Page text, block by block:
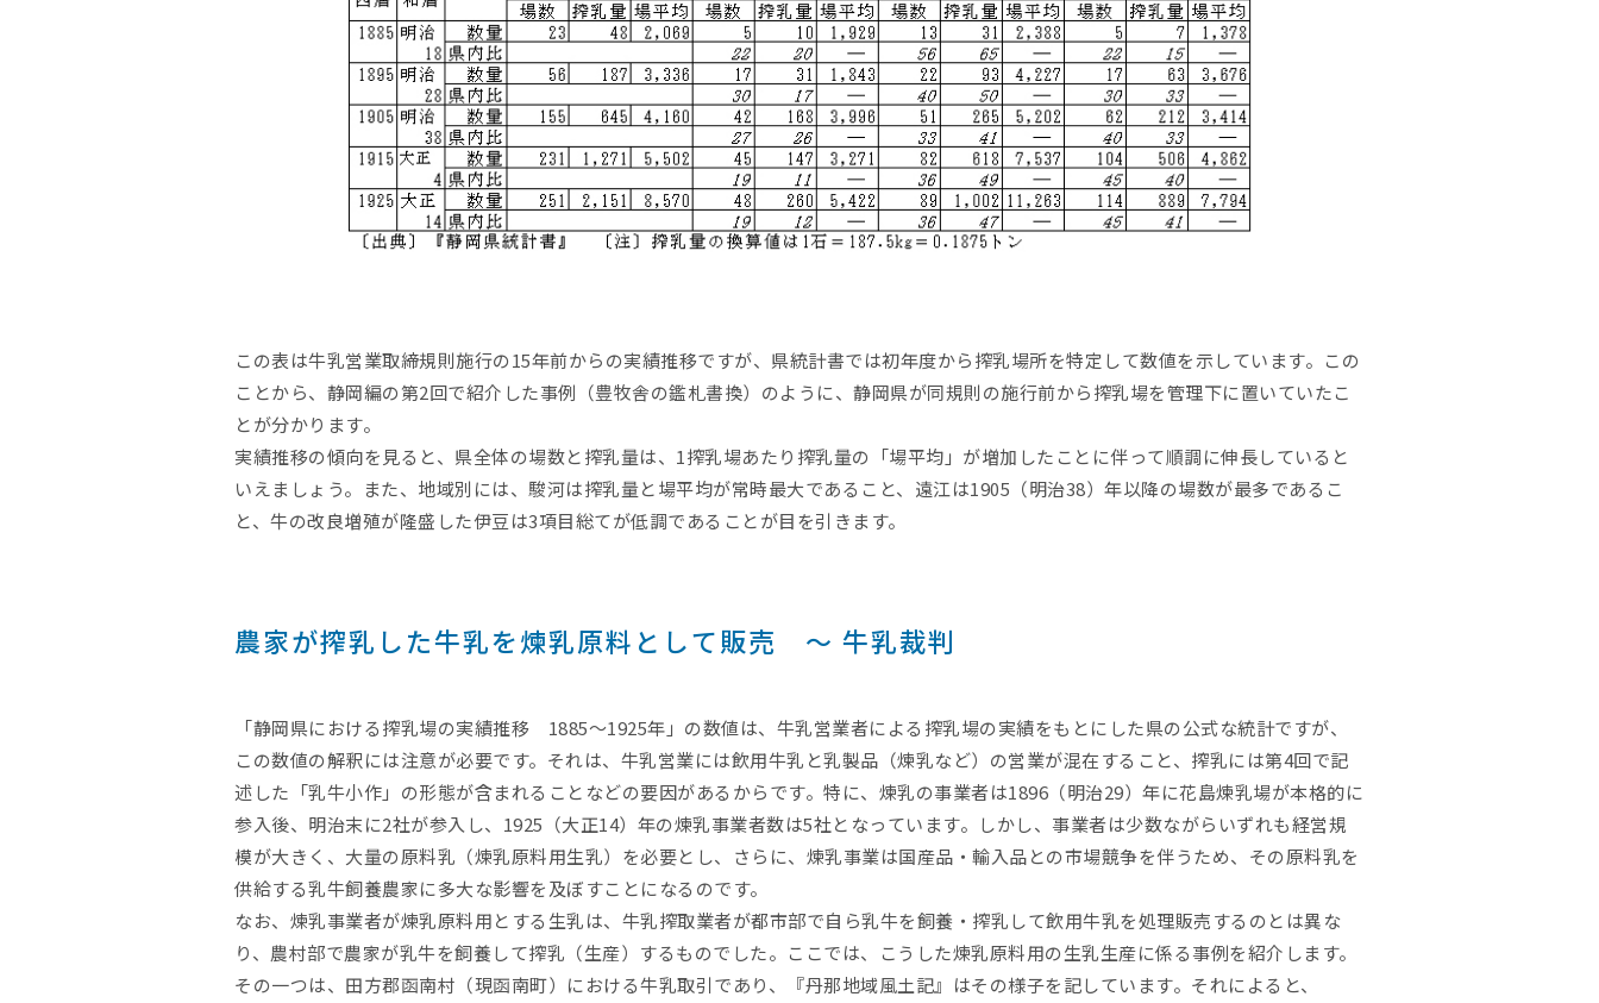
この表は牛乳営業取締規則施行の15年前からの実績推移ですが、県統計書では初年度から搾乳場所を特定して数値を示しています。この
ことから、静岡編の第2回で紹介した事例（豊牧舎の鑑札書換）のように、静岡県が同規則の施行前から搾乳場を管理下に置いていたこ
とが分かります。
実績推移の傾向を見ると、県全体の場数と搾乳量は、1搾乳場あたり搾乳量の「場平均」が増加したことに伴って順調に伸長していると
いえましょう。また、地域別には、駿河は搾乳量と場平均が常時最大であること、遠江は1905（明治38）年以降の場数が最多であるこ
と、牛の改良増殖が隆盛した伊豆は3項目総てが低調であることが目を引きます。
農家が搾乳した牛乳を煉乳原料として販売 ～ 牛乳裁判
「静岡県における搾乳場の実績推移 1885～1925年」の数値は、牛乳営業者による搾乳場の実績をもとにした県の公式な統計ですが、
この数値の解釈には注意が必要です。それは、牛乳営業には飲用牛乳と乳製品（煉乳など）の営業が混在すること、搾乳には第4回で記
述した「乳牛小作」の形態が含まれることなどの要因があるからです。特に、煉乳の事業者は1896（明治29）年に花島煉乳場が本格的に
参入後、明治末に2社が参入し、1925（大正14）年の煉乳事業者数は5社となっています。しかし、事業者は少数ながらいずれも経営規
模が大きく、大量の原料乳（煉乳原料用生乳）を必要とし、さらに、煉乳事業は国産品・輸入品との市場競争を伴うため、その原料乳を
供給する乳牛飼養農家に多大な影響を及ぼすことになるのです。
なお、煉乳事業者が煉乳原料用とする生乳は、牛乳搾取業者が都市部で自ら乳牛を飼養・搾乳して飲用牛乳を処理販売するのとは異な
り、農村部で農家が乳牛を飼養して搾乳（生産）するものでした。ここでは、こうした煉乳原料用の生乳生産に係る事例を紹介します。
その一つは、田方郡函南村（現函南町）における牛乳取引であり、『丹那地域風土記』はその様子を記しています。それによると、